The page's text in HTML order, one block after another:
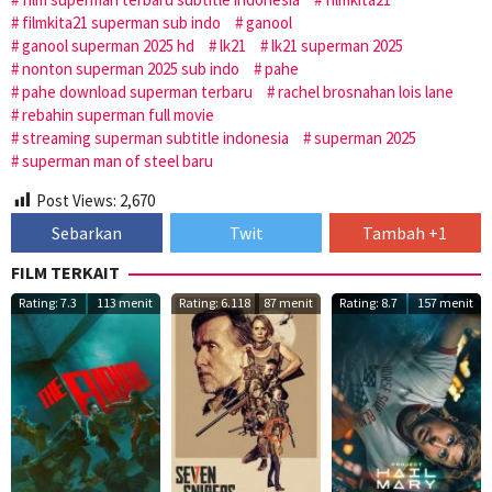
filmkita21 superman sub indo
ganool
ganool superman 2025 hd
lk21
lk21 superman 2025
nonton superman 2025 sub indo
pahe
pahe download superman terbaru
rachel brosnahan lois lane
rebahin superman full movie
streaming superman subtitle indonesia
superman 2025
superman man of steel baru
Post Views: 2,670
Sebarkan Twit
Tambah +1
FILM TERKAIT
Rating: 7.3 113 menit Rating: 6.118 87 menit Rating: 8.7 157 menit